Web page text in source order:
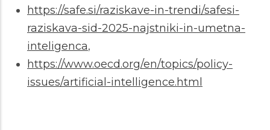
https://safe.si/raziskave-in-trendi/safesi-
raziskava-sid-2025-najstniki-in-umetna-
inteligenca,
https://www.oecd.org/en/topics/policy-
issues/artificial-intelligence.html